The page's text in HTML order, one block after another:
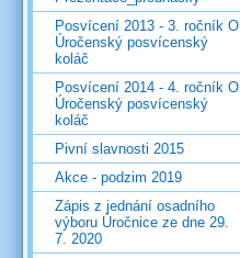
Posvícení 2013 - 3. ročník O
Úročenský posvícenský
koláč
Posvícení 2014 - 4. ročník O
Úročenský posvícenský
koláč
Pivní slavnosti 2015
Akce - podzim 2019
Zápis z jednání osadního
výboru Úročnice ze dne 29.
7. 2020